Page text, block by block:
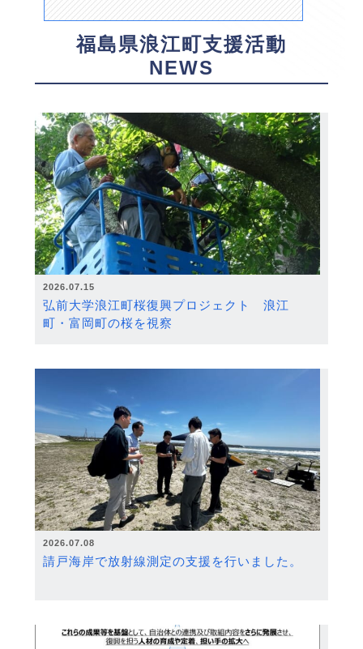
福島県浪江町支援活動
NEWS
2026.07.15
弘前大学浪江町桜復興プロジェクト 浪江
町・富岡町の桜を視察
2026.07.08
請戸海岸で放射線測定の支援を行いました。